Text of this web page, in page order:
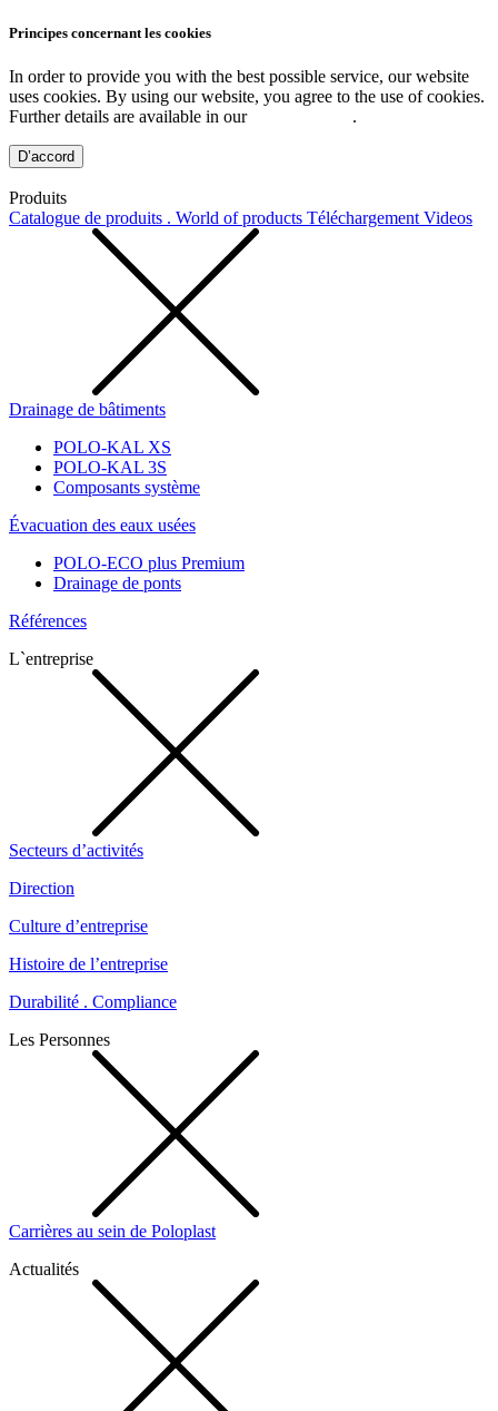
Principes concernant les cookies
In order to provide you with the best possible service, our website
uses cookies. By using our website, you agree to the use of cookies.
Further details are available in our
.
D’accord
Produits
Catalogue de produits . World of products Téléchargement Videos
Drainage de bâtiments
POLO-KAL XS
POLO-KAL 3S
Composants système
Évacuation des eaux usées
POLO-ECO plus Premium
Drainage de ponts
Références
L`entreprise
Secteurs d’activités
Direction
Culture d’entreprise
Histoire de l’entreprise
Durabilité . Compliance
Les Personnes
Carrières au sein de Poloplast
Actualités